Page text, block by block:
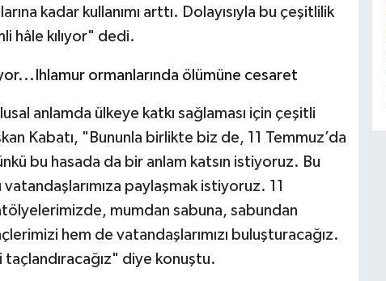
kadar kullanımı arttı. Dolayısıyla bu çeşitlilik
hâle kılıyor" dedi.
anlamda ülkeye katkı sağlaması için çeşitli
Kabatı, "Bununla birlikte biz de, 11 Temmuz’da
bu hasada da bir anlam katsın istiyoruz. Bu
vatandaşlarımıza paylaşmak istiyoruz. 11
mumdan sabuna, sabundan
hem de vatandaşlarımızı buluşturacağız.
diye konuştu.